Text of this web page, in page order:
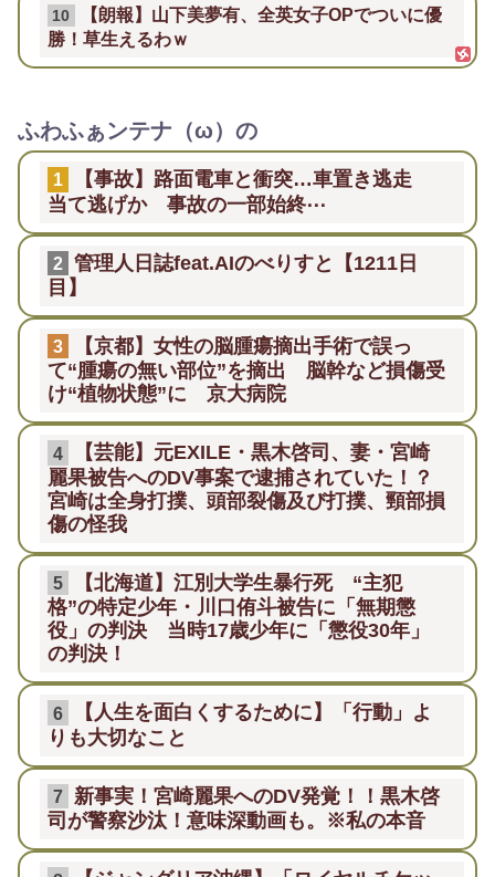
10
【朗報】山下美夢有、全英女子OPでついに優
勝！草生えるわｗ
ふわふぁンテナ（ω）の
1
【事故】路面電車と衝突…車置き逃走
当て逃げか 事故の一部始終⋯
2 管理人日誌feat.AIのべりすと【1211日
目】
3
【京都】女性の脳腫瘍摘出手術で誤っ
て“腫瘍の無い部位”を摘出 脳幹など損傷受
け“植物状態”に 京大病院
4
【芸能】元EXILE・黒木啓司、妻・宮崎
麗果被告へのDV事案で逮捕されていた！？
宮崎は全身打撲、頭部裂傷及び打撲、頸部損
傷の怪我
5
【北海道】江別大学生暴行死 “主犯
格”の特定少年・川口侑斗被告に「無期懲
役」の判決 当時17歳少年に「懲役30年」
の判決！
6
【人生を面白くするために】「行動」よ
りも大切なこと
7
新事実！宮崎麗果へのDV発覚！！黒木啓
司が警察沙汰！意味深動画も。※私の本音